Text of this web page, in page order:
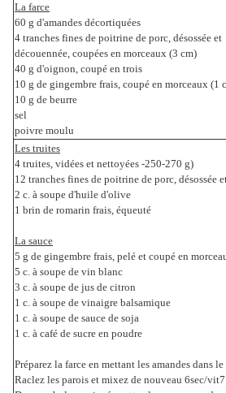
La farce
60 g d'amandes décortiquées
4 tranches fines de poitrine de porc, désossée et
découennée, coupées en morceaux (3 cm)
40 g d'oignon, coupé en trois
10 g de gingembre frais, coupé en morceaux (1
10 g de beurre
sel
poivre moulu
Les truites
4 truites, vidées et nettoyées -250-270 g)
12 tranches fines de poitrine de porc, désossée
2 c. à soupe d'huile d'olive
1 brin de romarin frais, équeuté
La sauce
5 g de gingembre frais, pelé et coupé en
5 c. à soupe de vin blanc
3 c. à soupe de jus de citron
1 c. à soupe de vinaigre balsamique
1 c. à soupe de sauce de soja
1 c. à café de sucre en poudre
Préparez la farce en mettant les amandes dans
Raclez les parois et mixez de nouveau 6sec/